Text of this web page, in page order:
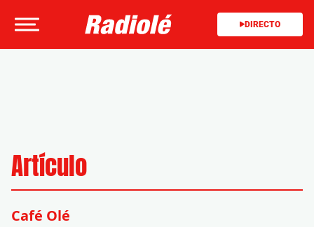
DIRECTO
Artículo
Café Olé